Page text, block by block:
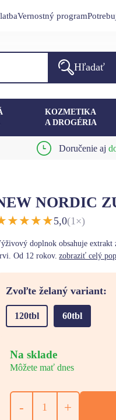
Vernostný program
Hľadať
KOZMETIKA
A DROGÉRIA
Doručenie aj
NORDIC
★★★★5,0(1×)
doplnok obsahuje
Od 12 rokov. zobraziť celý
Zvoľte želaný variant:
120tbl 60tbl
Na sklade
Môžete mať dnes
- +